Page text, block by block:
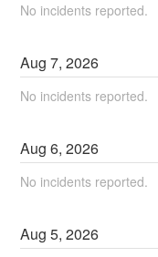
No incidents reported.
Aug7,2026
No incidents reported.
Aug6,2026
No incidents reported.
Aug5,2026